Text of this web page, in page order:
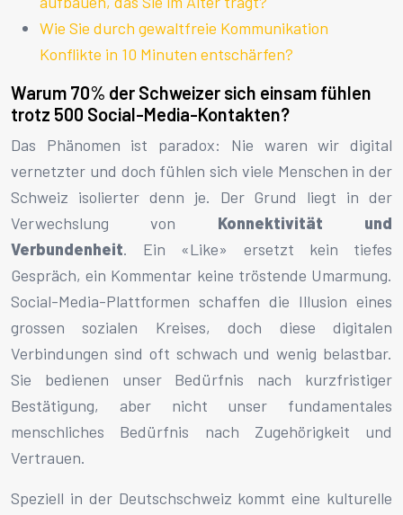
Wie Sie durch gewaltfreie Kommunikation
Konflikte in 10 Minuten entschärfen?
Warum 70% der Schweizer sich einsam fühlen
trotz 500 Social-Media-Kontakten?
Das Phänomen ist paradox: Nie waren wir digital
vernetzter und doch fühlen sich viele Menschen in der
Schweiz isolierter denn je. Der Grund liegt in der
Verwechslung von Konnektivität und
Verbundenheit. Ein «Like» ersetzt kein tiefes
Gespräch, ein Kommentar keine tröstende Umarmung.
Social-Media-Plattformen schaffen die Illusion eines
grossen sozialen Kreises, doch diese digitalen
Verbindungen sind oft schwach und wenig belastbar.
Sie bedienen unser Bedürfnis nach kurzfristiger
Bestätigung, aber nicht unser fundamentales
menschliches Bedürfnis nach Zugehörigkeit und
Vertrauen.
Speziell in der Deutschschweiz kommt eine kulturelle